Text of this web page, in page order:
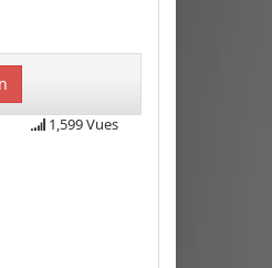
1,599 Vues